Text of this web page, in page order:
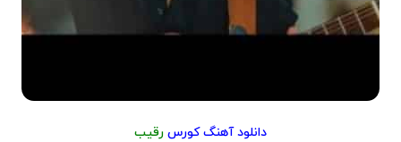
دانلود آهنگ کورس رقیب